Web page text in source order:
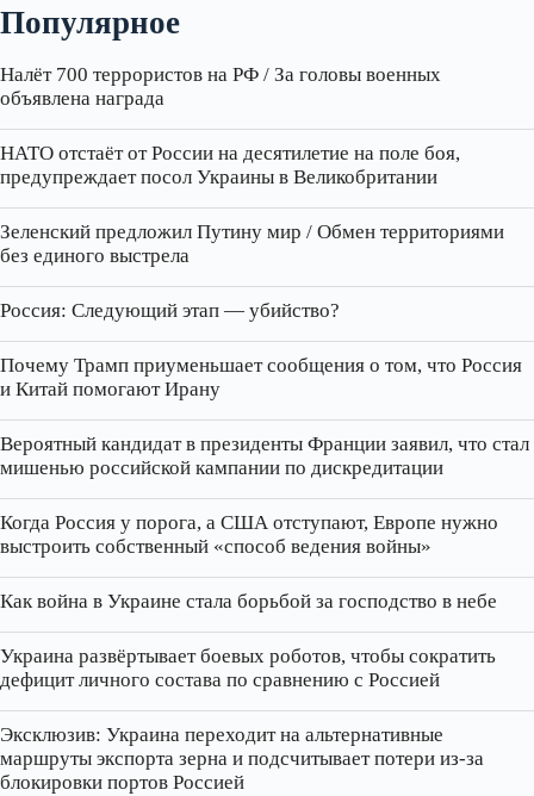
Популярное
Налёт 700 террористов на РФ / За головы военных
объявлена награда
НАТО отстаёт от России на десятилетие на поле боя,
предупреждает посол Украины в Великобритании
Зеленский предложил Путину мир / Обмен территориями
без единого выстрела
Россия: Следующий этап — убийство?
Почему Трамп приуменьшает сообщения о том, что Россия
и Китай помогают Ирану
Вероятный кандидат в президенты Франции заявил, что стал
мишенью российской кампании по дискредитации
Когда Россия у порога, а США отступают, Европе нужно
выстроить собственный «способ ведения войны»
Как война в Украине стала борьбой за господство в небе
Украина развёртывает боевых роботов, чтобы сократить
дефицит личного состава по сравнению с Россией
Эксклюзив: Украина переходит на альтернативные
маршруты экспорта зерна и подсчитывает потери из‑за
блокировки портов Россией